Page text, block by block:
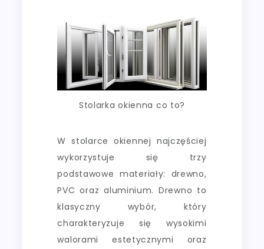
Stolarka okienna co to?
W stolarce okiennej najczęściej
wykorzystuje się trzy
podstawowe materiały: drewno,
PVC oraz aluminium. Drewno to
klasyczny wybór, który
charakteryzuje się wysokimi
walorami estetycznymi oraz